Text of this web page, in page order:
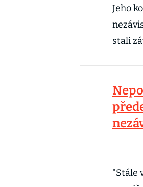
Jeho
stali
"Stále